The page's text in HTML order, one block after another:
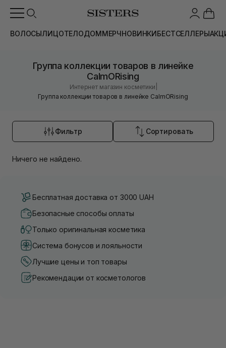
ВОЛОСЫЛИЦОТЕЛОДОММЕРЧНОВИНКИБЕСТСЕЛЛЕРЫ
Группа коллекции товаров в линейке
CalmORising
Интернет магазин косметики
Группа коллекции товаров в линейке CalmORising
Фильтр Сортировать
Ничего не найдено.
Бесплатная доставка от 3000 UAH
Безопасные способы оплаты
Только оригинальная косметика
Система бонусов и лояльности
Лучшие цены и топ товары
Рекомендации от косметологов